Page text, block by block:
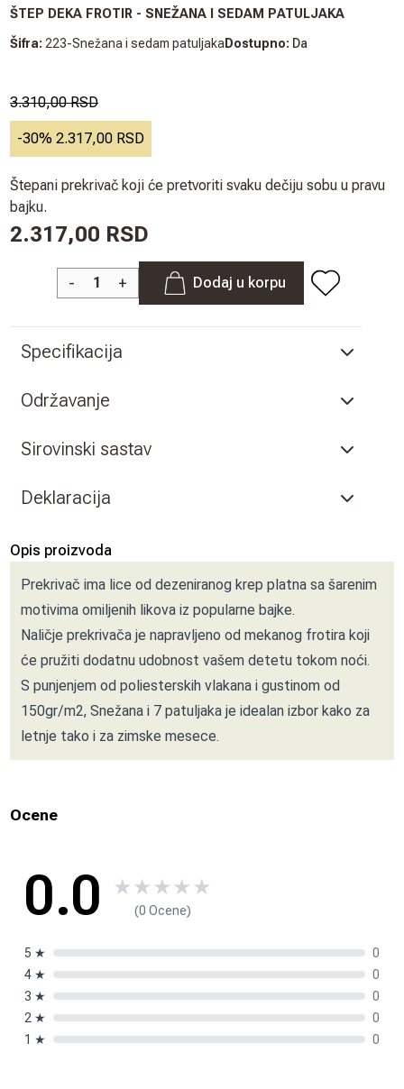
ŠTEP DEKA FROTIR - SNEŽANA I SEDAM PATULJAKA
Šifra: 223-Snežana i sedam patuljakaDostupno: Da
3.310,00 RSD
-30%2.317,00 RSD
Štepani prekrivač koji će pretvoriti svaku dečiju sobu u pravu
bajku.
2.317,00 RSD
- + Dodaj u korpu
Specifikacija
Održavanje
Sirovinski sastav
Deklaracija
Opis proizvoda
Prekrivač ima lice od dezeniranog krep platna sa šarenim
motivima omiljenih likova iz popularne bajke.
Naličje prekrivača je napravljeno od mekanog frotira koji
će pružiti dodatnu udobnost vašem detetu tokom noći.
S punjenjem od poliesterskih vlakana i gustinom od
150gr/m2, Snežana i 7 patuljaka je idealan izbor kako za
letnje tako i za zimske mesece.
Ocene
0.0 ★★★★★
(0 Ocene)
5 ★
0
4 ★
0
3 ★
0
2 ★
0
1 ★ 0